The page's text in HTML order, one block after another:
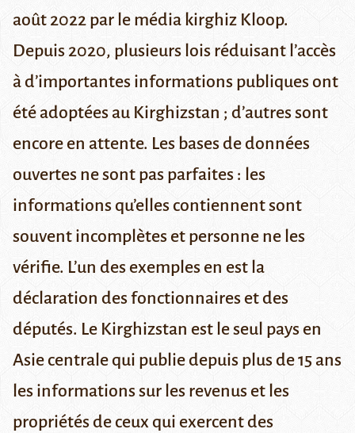
août 2022 par le média kirghiz Kloop.
Depuis 2020, plusieurs lois réduisant l’accès
à d’importantes informations publiques ont
été adoptées au Kirghizstan ; d’autres sont
encore en attente. Les bases de données
ouvertes ne sont pas parfaites : les
informations qu’elles contiennent sont
souvent incomplètes et personne ne les
vérifie. L’un des exemples en est la
déclaration des fonctionnaires et des
députés. Le Kirghizstan est le seul pays en
Asie centrale qui publie depuis plus de 15 ans
les informations sur les revenus et les
propriétés de ceux qui exercent des